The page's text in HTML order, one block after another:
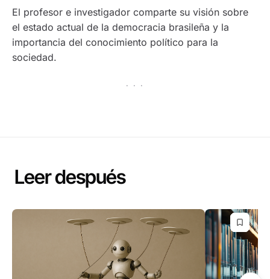
El profesor e investigador comparte su visión sobre
el estado actual de la democracia brasileña y la
importancia del conocimiento político para la
sociedad.
· · ·
Leer después